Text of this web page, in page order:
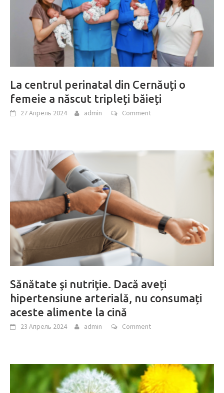
La centrul perinatal din Cernăuți o
femeie a născut tripleți băieți
27 Апрель 2024 admin Comment
Sănătate şi nutriţie. Dacă aveți
hipertensiune arterială, nu consumați
aceste alimente la cină
23 Апрель 2024 admin Comment